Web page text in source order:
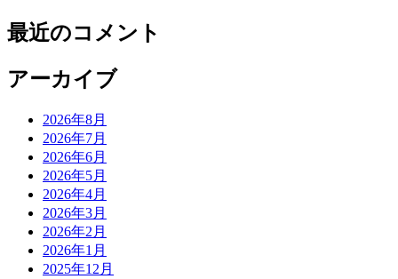
最近のコメント
アーカイブ
2026年8月
2026年7月
2026年6月
2026年5月
2026年4月
2026年3月
2026年2月
2026年1月
2025年12月